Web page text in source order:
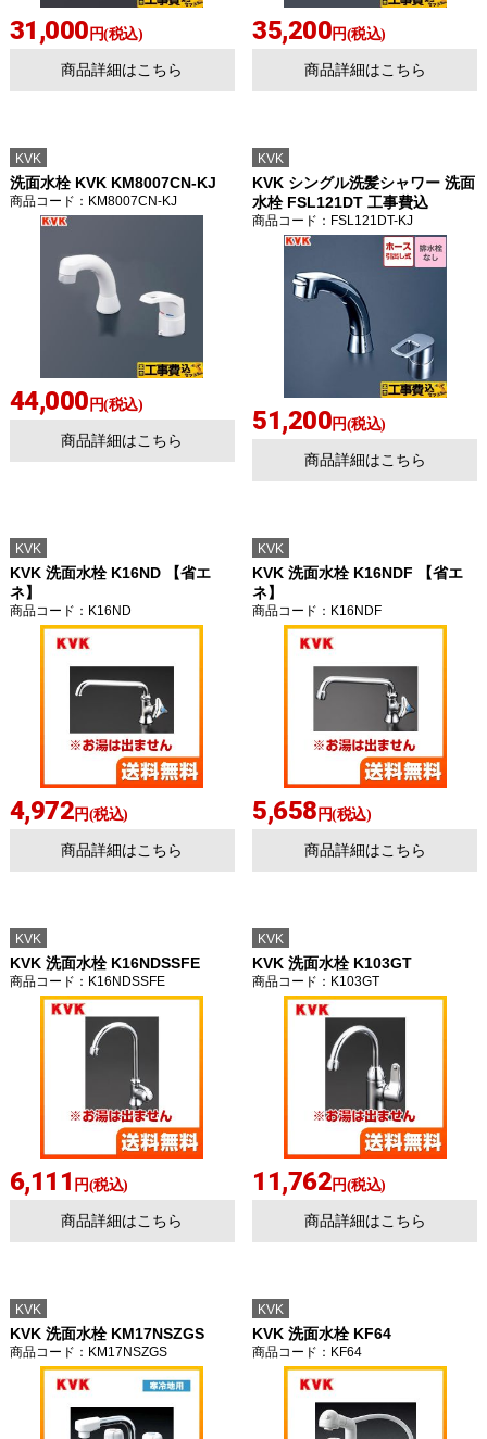
31,000 円(税込)
商品詳細はこちら
35,200円(税込)
商品詳細はこちら
KVK
洗面水栓 KVK KM8007CN-KJ
商品コード ：KM8007CN-KJ
44,000 円(税込)
商品詳細はこちら
KVK
KVK シングル洗髪シャワー 洗面
水栓 FSL121DT 工事費込
商品コード ：FSL121DT-KJ
51,200円(税込)
商品詳細はこちら
KVK
KVK 洗面水栓 K16ND 【省エ
ネ】
商品コード ：K16ND
4,972円(税込)
商品詳細はこちら
KVK
KVK 洗面水栓 K16NDF 【省エ
ネ】
商品コード ：K16NDF
5,658 円(税込)
商品詳細はこちら
KVK
KVK 洗面水栓 K16NDSSFE
商品コード ：K16NDSSFE
6,111 円(税込)
商品詳細はこちら
KVK
KVK 洗面水栓 K103GT
商品コード ：K103GT
11,762円(税込)
商品詳細はこちら
KVK
KVK 洗面水栓 KM17NSZGS
商品コード ：KM17NSZGS
KVK
KVK 洗面水栓 KF64
商品コード ：KF64